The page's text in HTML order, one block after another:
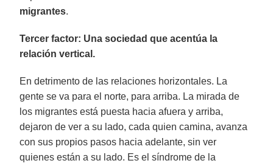
migrantes.
Tercer factor: Una sociedad que acentúa la
relación vertical.
En detrimento de las relaciones horizontales. La
gente se va para el norte, para arriba. La mirada de
los migrantes está puesta hacia afuera y arriba,
dejaron de ver a su lado, cada quien camina, avanza
con sus propios pasos hacia adelante, sin ver
quienes están a su lado. Es el síndrome de la